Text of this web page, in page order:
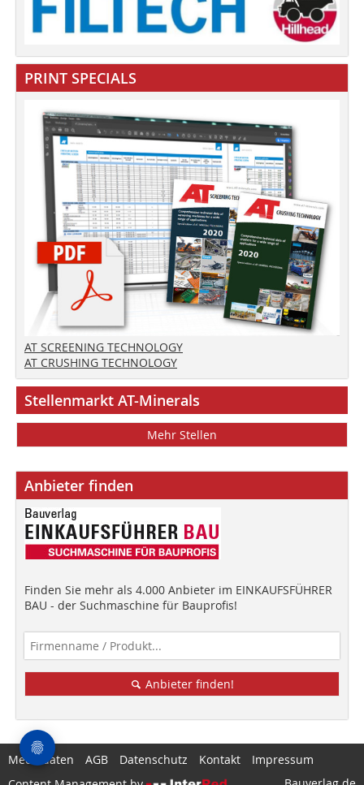
PRINT SPECIALS
AT SCREENING TECHNOLOGY
AT CRUSHING TECHNOLOGY
Stellenmarkt AT-Minerals
Mehr Stellen
Anbieter finden
Finden Sie mehr als 4.000 Anbieter im EINKAUFSFÜHRER
BAU - der Suchmaschine für Bauprofis!
Anbieter finden!
Mediadaten AGB Datenschutz Kontakt
Impressum